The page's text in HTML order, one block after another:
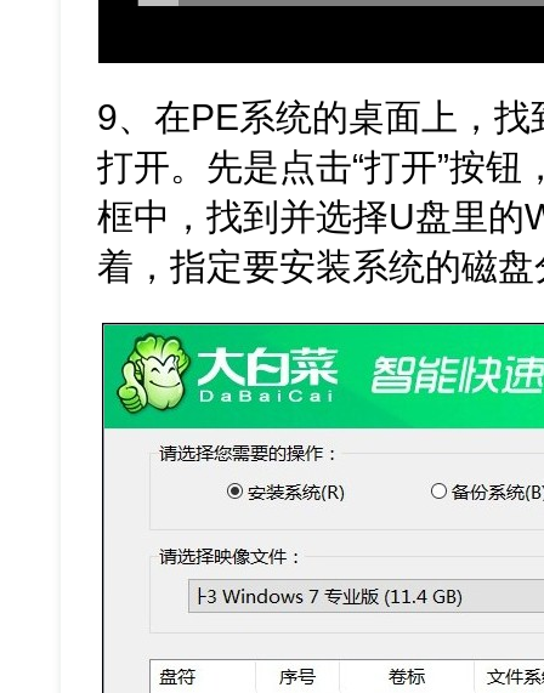
9、在PE系统的桌面上，
打开。先是点击“打开”按
框中，找到并选择U盘里的
着，指定要安装系统的磁